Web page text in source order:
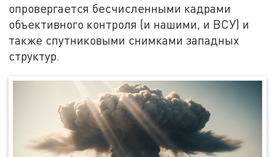
опровергается бесчисленными кадрами
объективного контроля (и нашими, и ВСУ) и
также спутниковыми снимками западных
структур.